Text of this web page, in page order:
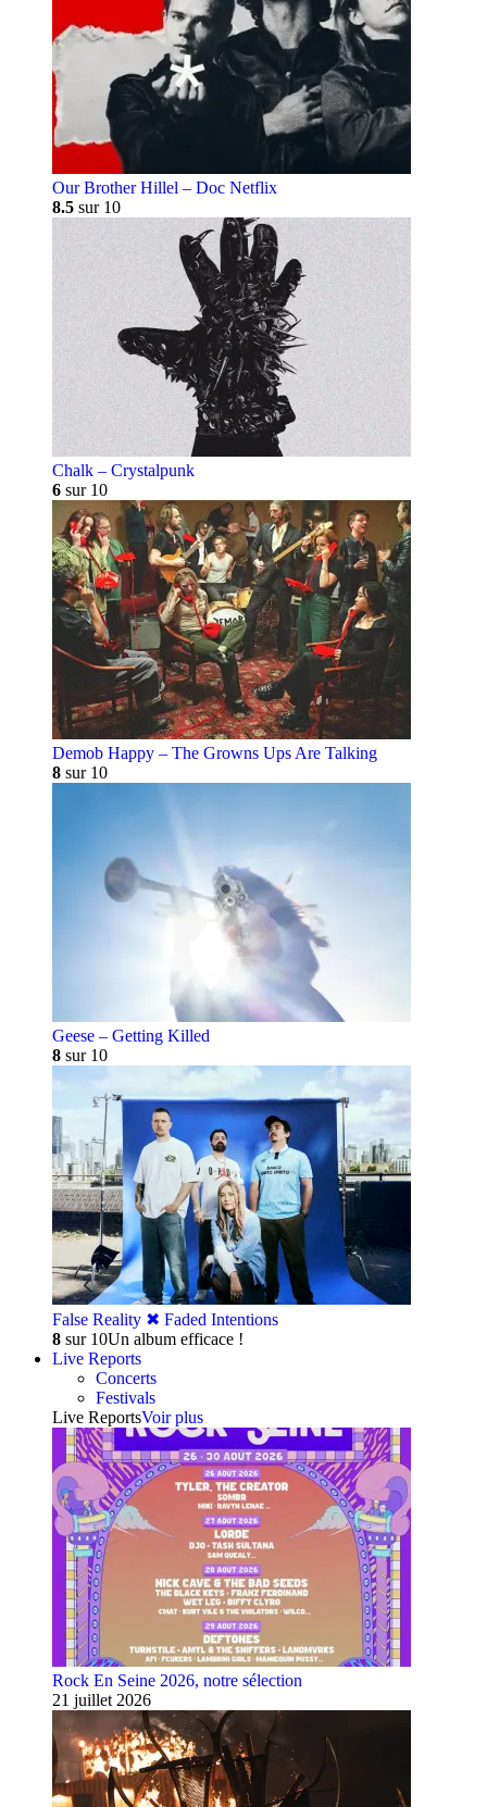
Our Brother Hillel – Doc Netflix
8.5 sur 10
Chalk – Crystalpunk
6 sur 10
Demob Happy – The Growns Ups Are Talking
8 sur 10
Geese – Getting Killed
8 sur 10
False Reality ✖︎ Faded Intentions
8 sur 10Un album efficace !
Live Reports
Concerts
Festivals
Live ReportsVoir plus
Rock En Seine 2026, notre sélection
21 juillet 2026